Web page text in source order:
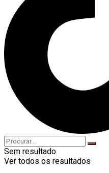
Sem resultado
Ver todos os resultados